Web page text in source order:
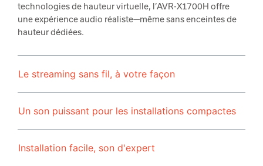
technologies de hauteur virtuelle, l’AVR-X1700H offre
une expérience audio réaliste—même sans enceintes de
hauteur dédiées.
Le streaming sans fil, à votre façon
Un son puissant pour les installations compactes
Installation facile, son d'expert